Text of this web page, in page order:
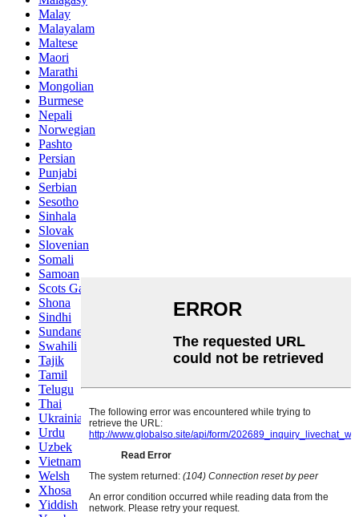
Malay
Malayalam
Maltese
Maori
Marathi
Mongolian
Burmese
Nepali
Norwegian
Pashto
Persian
Punjabi
Serbian
Sesotho
Sinhala
Slovak
Slovenian
Somali
Samoan
Scots Gaelic
Shona
Sindhi
Sundanese
Swahili
Tajik
Tamil
Telugu
Thai
Ukrainian
Urdu
Uzbek
Vietnamese
Welsh
Xhosa
Yiddish